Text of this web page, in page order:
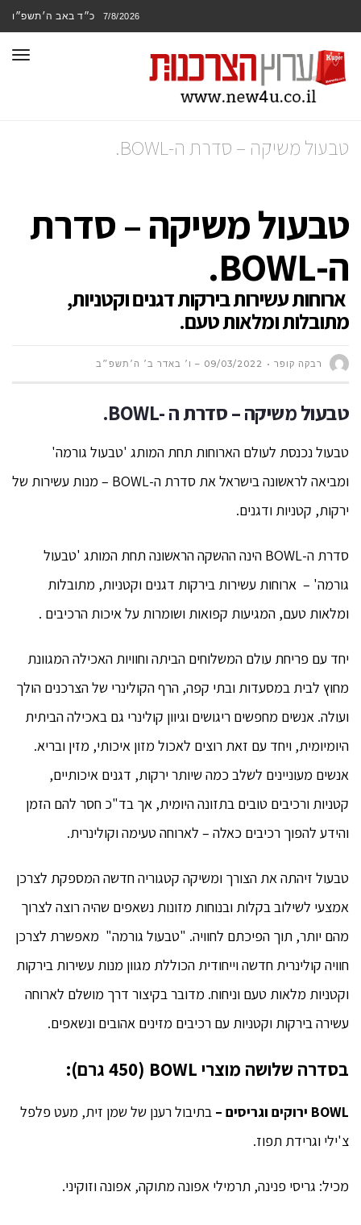
7/8/2026 כ״ד באב ה׳תשפ״ו
טבעול משיקה – סדרת ה-BOWL.
טבעול משיקה – סדרת
ה-BOWL.
ארוחות עשירות בירקות דגנים וקטניות,
מתובלות ומלאות טעם.
רבקה קופר 09/03/2022 – ו׳ באדר ב׳ ה׳תשפ״ב
טבעול משיקה – סדרת ה -BOWL.
טבעול נכנסת לעולם הארוחות תחת המותג 'טבעול גורמה'
ומביאה לראשונה בישראל את סדרת ה-BOWL – מנות עשירות של
ירקות, קטניות ודגנים.
סדרת ה-BOWL הינה ההשקה הראשונה תחת המותג 'טבעול
גורמה' – ארוחות עשירות בירקות דגנים וקטניות, מתובלות
ומלאות טעם, המגיעות קפואות ושומרות על איכות הרכיבים .
יחד עם פריחת עולם המשלוחים הביתה וחוויות האכילה המגוונת
מחוץ לבית במסעדות ובתי קפה, הרף הקולינרי של הצרכנים הולך
ועולה. אנשים מחפשים ריגושים וגיוון קולינרי גם באכילה הביתית
היומיומית, ויחד עם זאת רוצים לאכול מזון איכותי, מזין ובריא.
אנשים מעוניינים לשלב כמה שיותר ירקות, דגנים איכותיים,
קטניות ורכיבים טובים בתזונה היומית, אך בד"כ חסר להם הזמן
והידע להפוך רכיבים כאלה – לארוחה טעימה וקולינרית.
טבעול זיהתה את הצורך ומשיקה קטגוריה חדשה המספקת לצרכן
אמצעי לשילוב בקלות ובנוחות מזונות נשאפים שהיה רוצה לצרוך
מהם יותר, תוך הפיכתם לחוויה. "טבעול גורמה" מאפשרת לצרכן
חוויה קולינרית חדשה וייחודית הכוללת מגוון מנות עשירות בירקות
וקטניות מלאות טעם וניחוח. מדובר בקיצור דרך מושלם לארוחה
עשירה בירקות וקטניות עם רכיבים מזינים אהובים ונשאפים.
בסדרה שלושה מוצרי BOWL
(450 גרם):
BOWL ירוקים וגריסים – בתיבול רענן של שמן זית, מעט פלפל
צ'ילי וגרידת תפוז.
מכיל: גריסי פנינה, תרמילי אפונה מתוקה, אפונה וזוקיני.